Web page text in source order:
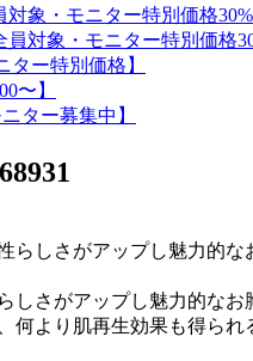
しさがアップし魅力的な
より肌再生効果も得られ